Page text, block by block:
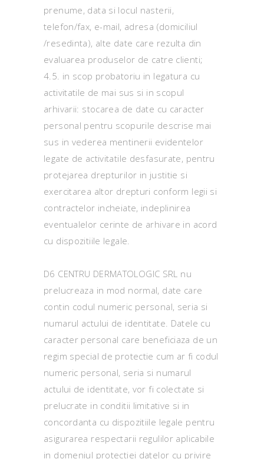
prenume, data si locul nasterii,
telefon/fax, e-mail, adresa (domiciliul
/resedinta), alte date care rezulta din
evaluarea produselor de catre clienti;
4.5. in scop probatoriu in legatura cu
activitatile de mai sus si in scopul
arhivarii: stocarea de date cu caracter
personal pentru scopurile descrise mai
sus in vederea mentinerii evidentelor
legate de activitatile desfasurate, pentru
protejarea drepturilor in justitie si
exercitarea altor drepturi conform legii si
contractelor incheiate, indeplinirea
eventualelor cerinte de arhivare in acord
cu dispozitiile legale.
D6 CENTRU DERMATOLOGIC SRL nu
prelucreaza in mod normal, date care
contin codul numeric personal, seria si
numarul actului de identitate. Datele cu
caracter personal care beneficiaza de un
regim special de protectie cum ar fi codul
numeric personal, seria si numarul
actului de identitate, vor fi colectate si
prelucrate in conditii limitative si in
concordanta cu dispozitiile legale pentru
asigurarea respectarii regulilor aplicabile
in domeniul protectiei datelor cu privire